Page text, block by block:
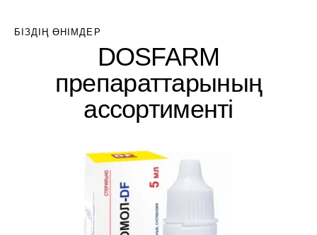
БІЗДІҢ ӨНІМДЕР
DOSFARM
препараттарының
ассортименті